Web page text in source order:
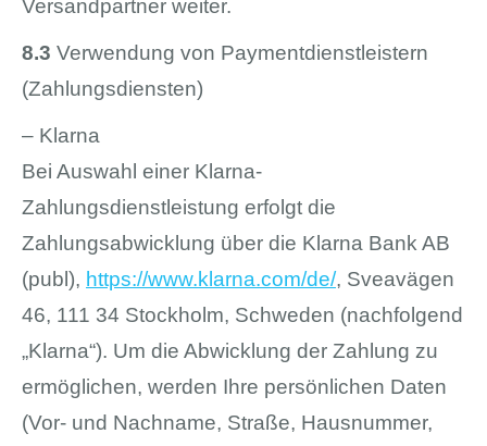
Versandpartner weiter.
8.3 Verwendung von Paymentdienstleistern
(Zahlungsdiensten)
– Klarna
Bei Auswahl einer Klarna-
Zahlungsdienstleistung erfolgt die
Zahlungsabwicklung über die Klarna Bank AB
(publ), https://www.klarna.com/de/, Sveavägen
46, 111 34 Stockholm, Schweden (nachfolgend
„Klarna“). Um die Abwicklung der Zahlung zu
ermöglichen, werden Ihre persönlichen Daten
(Vor- und Nachname, Straße, Hausnummer,